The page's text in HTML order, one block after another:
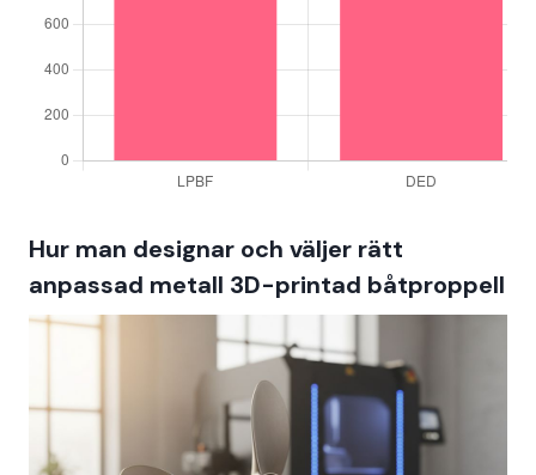
Hur man designar och väljer rätt
anpassad metall 3D-printad båtproppell